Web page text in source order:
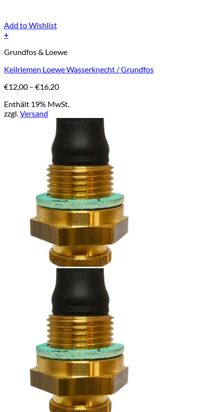
Add to Wishlist
+
Produkt
mehrere
auf.
Die
Optionen
können
Grundfos & Loewe
Keilriemen Loewe Wasserknecht / Grundfos
€12,00 – €16,20Preisspanne:
bis
Enthält 19% MwSt.
zzgl.Versand